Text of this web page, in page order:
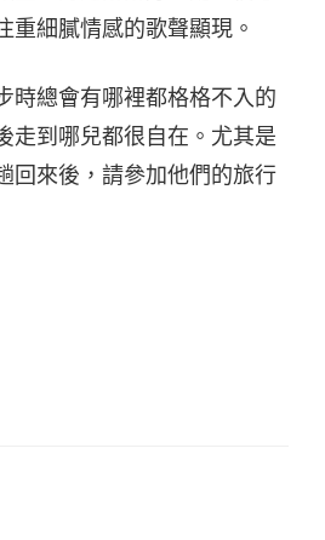
重細膩情感的歌聲顯現。
時總會有哪裡都格格不入的
走到哪兒都很自在。尤其是
回來後，請參加他們的旅行